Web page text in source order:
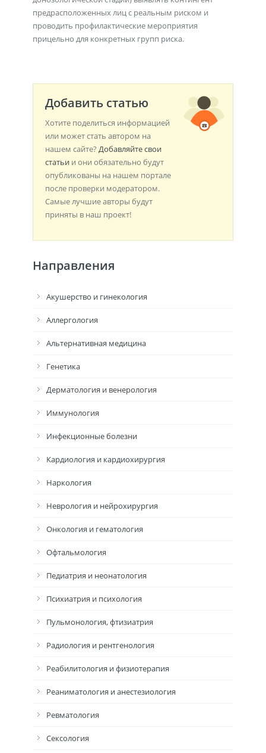
предрасположенных лиц с реальным риском и
проводить профилактические мероприятия
прицельно для конкретных групп риска.
Добавить статью
Хотите поделиться информацией
или может стать автором на
нашем сайте? Добавляйте свои
статьи и они обязательно будут
опубликованы на нашем портале
после проверки модератором.
Самые лучшие авторы будут
приняты в наш проект!
Направления
Акушерство и гинекология
Аллергология
Альтернативная медицина
Генетика
Дерматология и венерология
Иммунология
Инфекционные болезни
Кардиология и кардиохирургия
Наркология
Неврология и нейрохирургия
Онкология и гематология
Офтальмология
Педиатрия и неонатология
Психиатрия и психология
Пульмонология, фтизиатрия
Радиология и рентгенология
Реабилитология и физиотерапия
Реаниматология и анестезиология
Ревматология
Сексология